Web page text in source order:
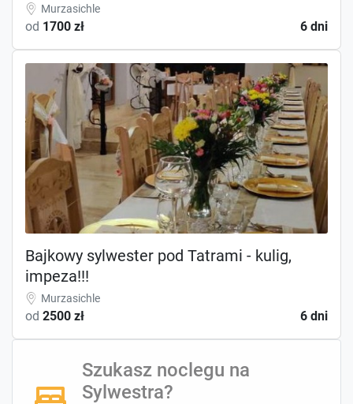
Murzasichle
od 1700 zł 6 dni
Bajkowy sylwester pod Tatrami - kulig,
impeza!!!
Murzasichle
od 2500 zł 6 dni
Szukasz noclegu na
Sylwestra?